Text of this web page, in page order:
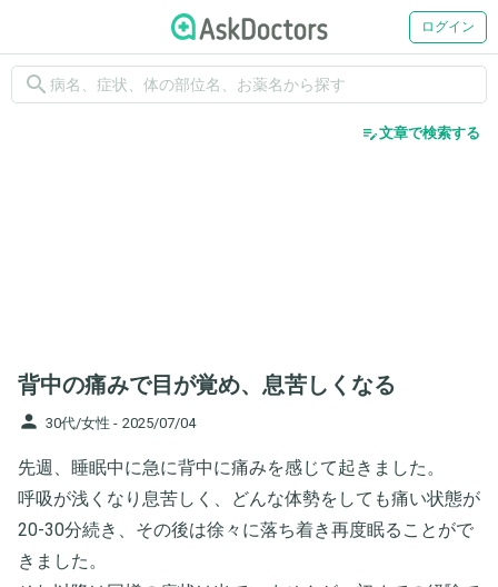
ログイン
search
edit_note文章で検索する
背中の痛みで目が覚め、息苦しくなる
person 30代/女性 - 2025/07/04
先週、睡眠中に急に背中に痛みを感じて起きました。
呼吸が浅くなり息苦しく、どんな体勢をしても痛い状態が
20-30分続き、その後は徐々に落ち着き再度眠ることがで
きました。